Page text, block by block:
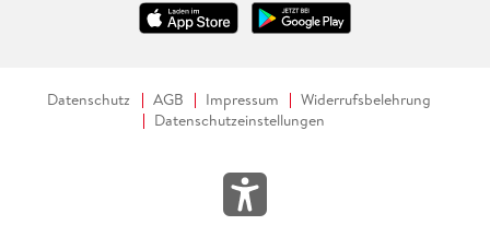
Datenschutz AGB Impressum
Widerrufsbelehrung
Datenschutzeinstellungen